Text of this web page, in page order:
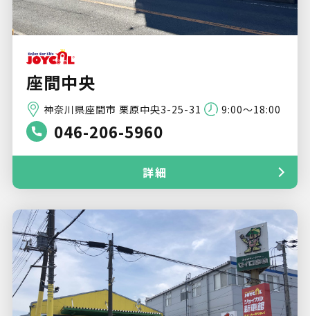
座間中央
神奈川県座間市 栗原中央3-25-31 9:00～18:00
046-206-5960
詳細